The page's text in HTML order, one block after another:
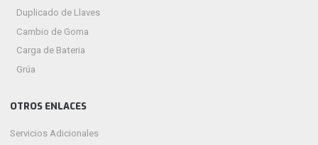
Duplicado de Llaves
Cambio de Goma
Carga de Bateria
Grúa
OTROS ENLACES
Servicios Adicionales